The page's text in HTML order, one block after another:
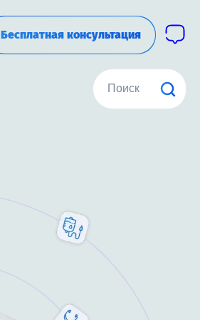
Бесплатная консультация